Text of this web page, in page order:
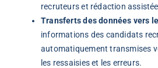
recruteurs et rédaction
Transferts des données vers
informations des candidats
automatiquement transmises
les ressaisies et les erreurs.